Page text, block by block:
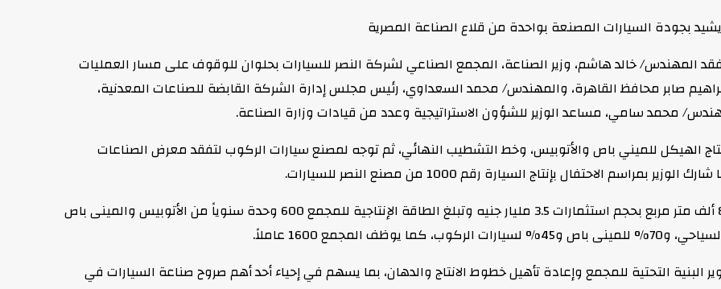
المهندس/ خالد هاشم، وزير الصناعة، المجمع الصناعي لشركة النصر للسيارات بحلوان للوقوف على مسار العمليات
إبراهيم صابر محافظ القاهرة، والمهندس/ محمد السعداوي، رئيس مجلس إدارة الشركة القابضة للصناعات المعدنية،
محمد سامي، مساعد الوزير للشؤون الاستراتيجية وعدد من قيادات وزارة الصناعة.
الهيكل للميني باص والأتوبيس، وخط التشطيب النهائي، ثم توجه لمصنع سيارات الركوب لتفقد معرض الصناعات
الاحتفال بإنتاج السيارة رقم 1000 من مصنع النصر للسيارات.
ويقام المجمع الصناعي لشركة النصر للسيارات على مساحة 862.5 ألف متر مربع بحجم استثمارات 3.5 مليار جنيه وتبلغ الطاقة الإنتاجية للمجمع 600 وحدة سنوياً من الأتوبيس والمينى باص
التحتية للمجمع وإعادة تأهيل خطوط الانتاج والدهان، بما يسهم في إحياء أحد أهم صروح صناعة السيارات في